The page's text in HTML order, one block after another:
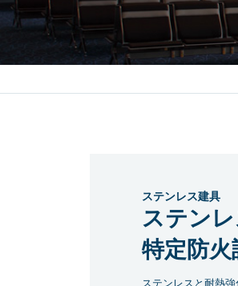
ビニ
ハン
窓シ
ステンレス建具
ステン
特定防
ステンレスと耐熱